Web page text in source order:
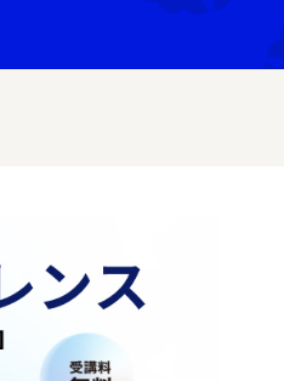
ビジネスプロセス
AI・DX・ERP
集】ポスト2027年の基幹システ
アクセス